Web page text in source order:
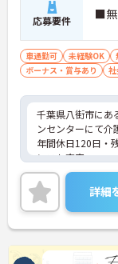
応募要件 ■無
車通勤可 未経験OK
ボーナス・賞与あり
千葉県八街市にあ
ンセンターにて介
年間休日120日・
ンスも充実。
未経験や無資格、
る研修や資格取得
◎長期的な勤務を
ご興味がある方は
すので、お気軽
詳細